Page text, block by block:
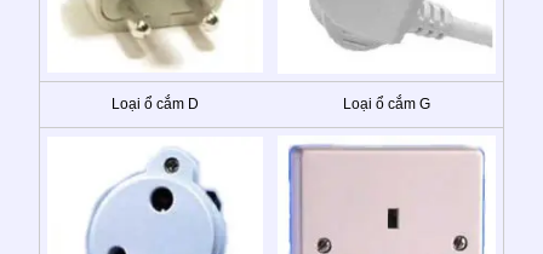
Loại ổ cắm D Loại ổ cắm G